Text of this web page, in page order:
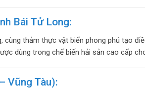
Bái Tử Long:
cùng thảm thực vật biển phong phú tạo
dùng trong chế biến hải sản cao cấp
Vũng Tàu):